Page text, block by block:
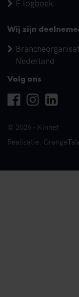
E logboek
Wij zijn
Nederland
Volg ons
Facebook
Instagram
© 2026 - Kinnef
Realisatie: